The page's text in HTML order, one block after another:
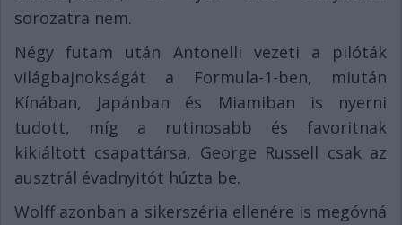
sorozatra nem.
Négy futam után Antonelli vezeti a pilóták
világbajnokságát a Formula-1-ben, miután
Kínában, Japánban és Miamiban is nyerni
tudott, míg a rutinosabb és favoritnak
kikiáltott csapattársa, George Russell csak az
ausztrál évadnyitót húzta be.
Wolff azonban a sikerszéria ellenére is megóvná